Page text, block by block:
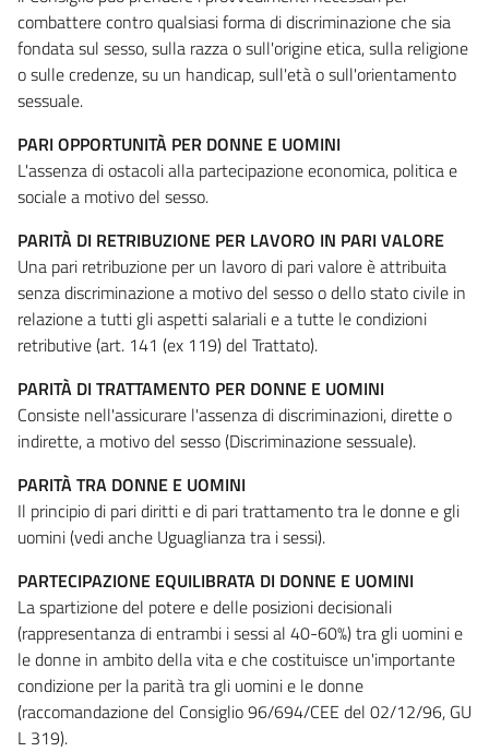
combattere contro qualsiasi forma di discriminazione che sia
fondata sul sesso, sulla razza o sull'origine etica, sulla religione
o sulle credenze, su un handicap, sull'età o sull'orientamento
sessuale.
PARI OPPORTUNITÀ PER DONNE E UOMINI
L'assenza di ostacoli alla partecipazione economica, politica e
sociale a motivo del sesso.
PARITÀ DI RETRIBUZIONE PER LAVORO IN PARI VALORE
Una pari retribuzione per un lavoro di pari valore è attribuita
senza discriminazione a motivo del sesso o dello stato civile in
relazione a tutti gli aspetti salariali e a tutte le condizioni
retributive (art. 141 (ex 119) del Trattato).
PARITÀ DI TRATTAMENTO PER DONNE E UOMINI
Consiste nell'assicurare l'assenza di discriminazioni, dirette o
indirette, a motivo del sesso (Discriminazione sessuale).
PARITÀ TRA DONNE E UOMINI
Il principio di pari diritti e di pari trattamento tra le donne e gli
uomini (vedi anche Uguaglianza tra i sessi).
PARTECIPAZIONE EQUILIBRATA DI DONNE E UOMINI
La spartizione del potere e delle posizioni decisionali
(rappresentanza di entrambi i sessi al 40-60%) tra gli uomini e
le donne in ambito della vita e che costituisce un'importante
condizione per la parità tra gli uomini e le donne
(raccomandazione del Consiglio 96/694/CEE del 02/12/96, GU
L 319).